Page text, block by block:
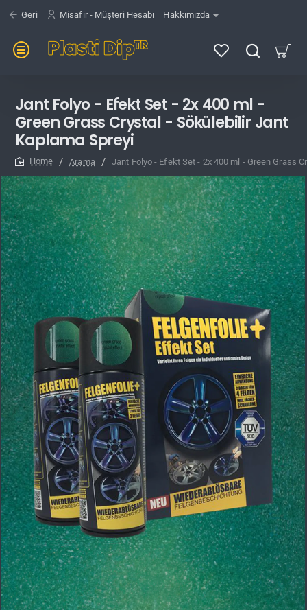
Geri Misafir - Müşteri Hesabı Hakkımızda
Jant Folyo - Efekt Set - 2x 400 ml -
Green Grass Crystal - Sökülebilir Jant
Kaplama Spreyi
Arama Jant Folyo - Efekt Set - 2x 400 ml - Green Grass